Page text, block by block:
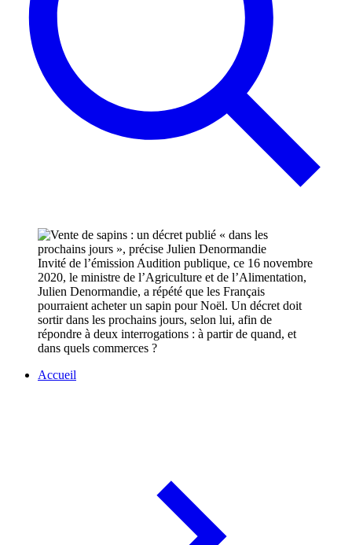
Invité de l’émission Audition publique, ce 16 novembre
2020, le ministre de l’Agriculture et de l’Alimentation,
Julien Denormandie, a répété que les Français
pourraient acheter un sapin pour Noël. Un décret doit
sortir dans les prochains jours, selon lui, afin de
répondre à deux interrogations : à partir de quand, et
dans quels commerces ?
Accueil